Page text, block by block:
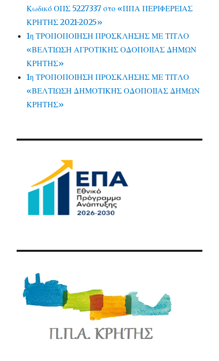
Κωδικό ΟΠΣ 5227337 στο «ΠΠΑ ΠΕΡΙΦΕΡΕΙΑΣ
ΚΡΗΤΗΣ 2021-2025»
1η ΤΡΟΠΟΠΟΙΗΣΗ ΠΡΟΣΚΛΗΣΗΣ ΜΕ ΤΙΤΛΟ
«ΒΕΛΤΙΩΣΗ ΑΓΡΟΤΙΚΗΣ ΟΔΟΠΟΙΙΑΣ ΔΗΜΩΝ
ΚΡΗΤΗΣ»
1η ΤΡΟΠΟΠΟΙΗΣΗ ΠΡΟΣΚΛΗΣΗΣ ΜΕ ΤΙΤΛΟ
«ΒΕΛΤΙΩΣΗ ΔΗΜΟΤΙΚΗΣ ΟΔΟΠΟΙΙΑΣ ΔΗΜΩΝ
ΚΡΗΤΗΣ»